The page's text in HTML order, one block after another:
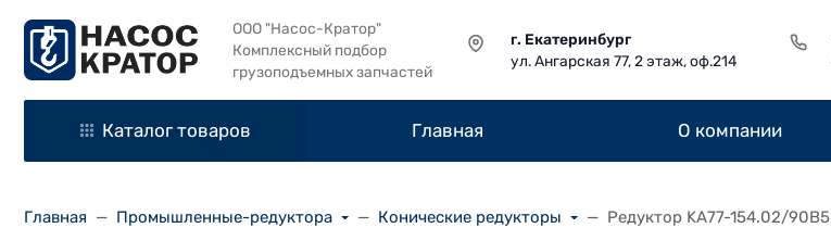
ООО "Насос-Кратор"
Комплексный подбор
грузоподъемных запчастей
г. Екатеринбург
ул. Ангарская 77, 2 этаж, оф.214
Каталог товаров Главная О компании
Главная Промышленные-редуктора Конические редукторы Редуктор KA77-154.02/90В5